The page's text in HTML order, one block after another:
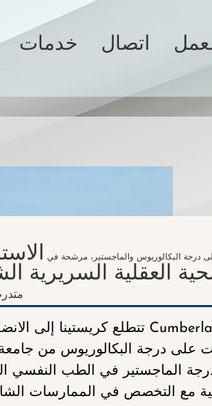
خدمات اتصال
درجة البكالوريوس والماجستير، مرشحة في
العقلية السريرية
على درجة البكالوريوس من